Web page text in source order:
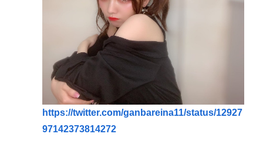
https://twitter.com/ganbareina11/status/12927
97142373814272